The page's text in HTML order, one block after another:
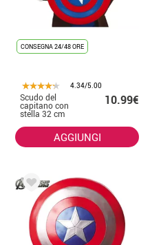
CONSEGNA 24/48 ORE
4.34/5.00
Scudo del
capitano con
stella 32 cm
10.99€
AGGIUNGI